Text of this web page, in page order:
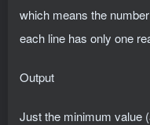
which means the
each line has only one
Output
Just the minimum value